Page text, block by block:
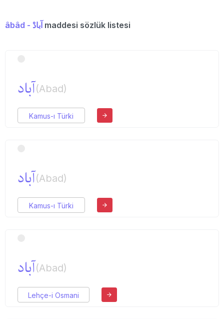
âbâd - آبادْ maddesi sözlük listesi
آباد(Abad)
Kamus-ı Türki
آباد(Abad)
Kamus-ı Türki
آباد(Abad)
Lehçe-i Osmani